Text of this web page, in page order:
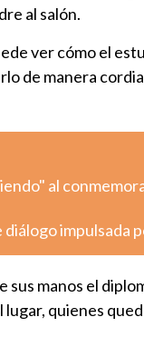
al salón.
ver cómo el
de manera
al
impulsada
sus manos el
quienes